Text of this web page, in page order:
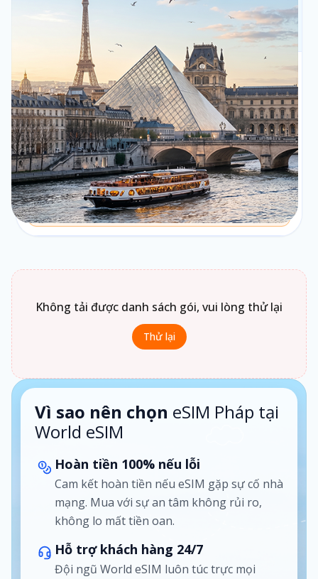
Các bước đơn giản để chọn đúng gói cần dùng
1 ngày
1
Số ngày
1ngày
2
Loại gói
Theo ngày
Chưa biết chọn loại gói nào?
Bấm vàoLoại góiđể xem gợi ý phù hợp theo nhu cầu sử
dụng.
Không tải được danh sách gói, vui lòng thử lại
Thử lại
Vì sao nên chọn eSIM Pháp tại
World eSIM
Hoàn tiền 100% nếu lỗi
Cam kết hoàn tiền nếu eSIM gặp sự cố nhà
mạng. Mua với sự an tâm không rủi ro,
không lo mất tiền oan.
Hỗ trợ khách hàng 24/7
Đội ngũ World eSIM luôn túc trực mọi